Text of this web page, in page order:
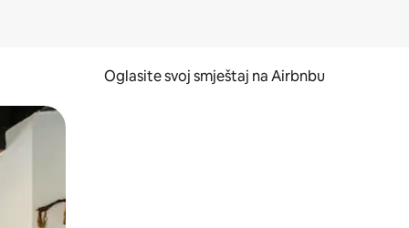
Oglasite svoj smještaj na Airbnbu